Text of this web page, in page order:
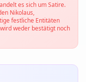
es sich um Satire.
Nikolaus,
festliche Entitäten
weder bestätigt noch